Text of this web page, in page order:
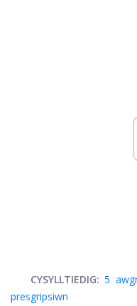
CYSYLLTIEDIG: 5
presgripsiwn